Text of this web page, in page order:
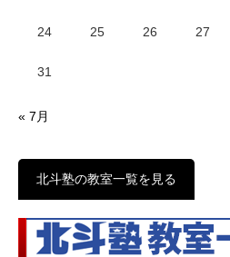
24 25 26 27
31
« 7月
北斗塾の教室一覧を見る